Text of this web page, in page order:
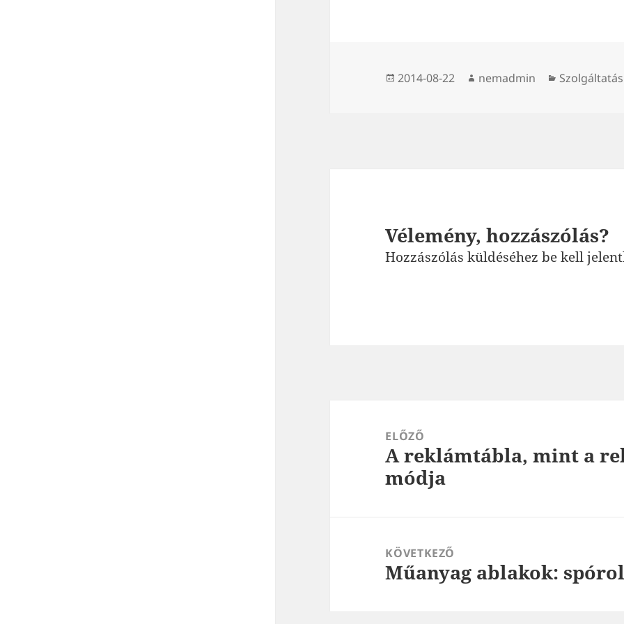
Közzétéve
2014-08-22 Szerző
nemadmin Kategória
Szolgáltatás
Vélemény, hozzászólás?
Hozzászólás küldéséhezbe kell
navigációELŐZŐ
Korábbi
bejegyzések:
A reklámtábla, mint a
módja
KÖVETKEZŐ
Következő
Műanyag ablakok: